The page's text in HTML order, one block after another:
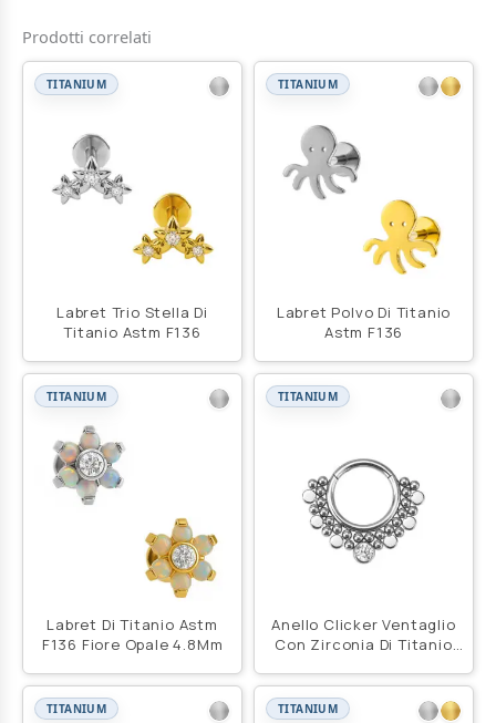
Prodotti correlati
TITANIUM
Labret Trio Stella Di
Titanio Astm F136
TITANIUM
Labret Polvo Di Titanio
Astm F136
TITANIUM
Labret Di Titanio Astm
F136 Fiore Opale 4.8Mm
TITANIUM
Anello Clicker Ventaglio
Con Zirconia Di Titanio
TITANIUM TITANIUM